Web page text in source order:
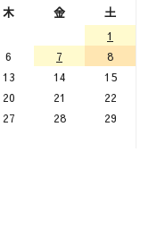
木 金
土
1
6 7
8
13 14
15
20 21
22
27 28
29